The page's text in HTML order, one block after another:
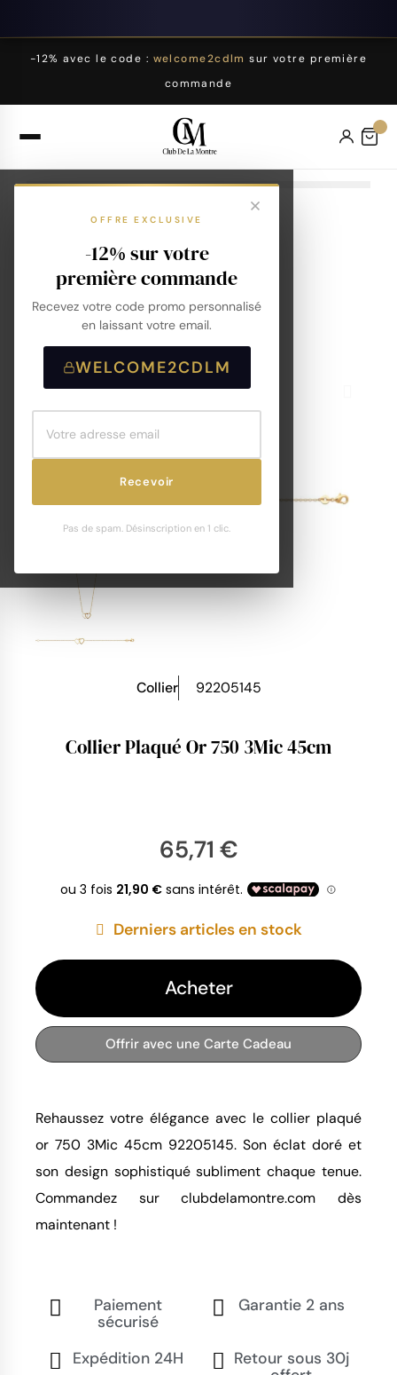
-12% avec le code : welcome2cdlm sur votre première
commande
OFFRE EXCLUSIVE
-12% sur votre
première commande
Recevez votre code promo personnalisé
en laissant votre email.
WELCOME2CDLM
Recevoir
Pas de spam. Désinscription en 1 clic.
Collier 92205145
Collier Plaqué Or 750 3Mic 45cm
65,71 €
Derniers articles en stock
Acheter
Offrir avec une Carte Cadeau
Rehaussez votre élégance avec le collier plaqué
or 750 3Mic 45cm 92205145. Son éclat doré et
son design sophistiqué subliment chaque tenue.
Commandez sur clubdelamontre.com dès
maintenant !
Paiement
sécurisé
Garantie 2 ans
Expédition 24H
Retour sous 30j